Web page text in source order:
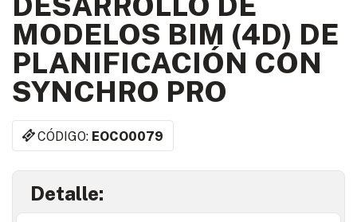
MODELOS BIM (4D) DE
PLANIFICACIÓN CON
SYNCHRO PRO
CÓDIGO: EOCO0079
Detalle: